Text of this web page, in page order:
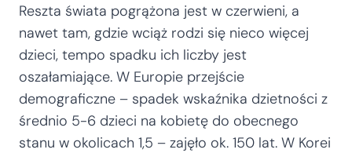
Reszta świata pogrążona jest w czerwieni, a
nawet tam, gdzie wciąż rodzi się nieco więcej
dzieci, tempo spadku ich liczby jest
oszałamiające. W Europie przejście
demograficzne – spadek wskaźnika dzietności z
średnio 5-6 dzieci na kobietę do obecnego
stanu w okolicach 1,5 – zajęło ok. 150 lat. W Korei